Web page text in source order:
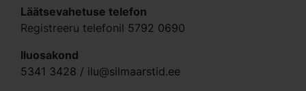
Läätsevahetuse telefon
Registreeru telefonil 5792 0690
Iluosakond
5341 3428 / ilu@silmaarstid.ee